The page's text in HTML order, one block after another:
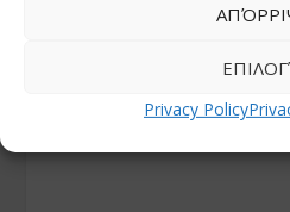
Privacy Policy